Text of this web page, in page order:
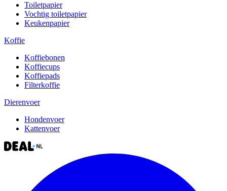
Toiletpapier
Vochtig toiletpapier
Keukenpapier
Koffie
Koffiebonen
Koffiecups
Koffiepads
Filterkoffie
Dierenvoer
Hondenvoer
Kattenvoer